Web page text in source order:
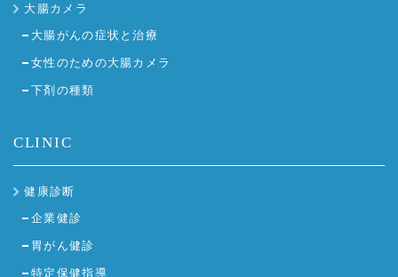
大腸カメラ
大腸がんの症状と治療
女性のための大腸カメラ
下剤の種類
CLINIC
健康診断
企業健診
胃がん健診
特定保健指導